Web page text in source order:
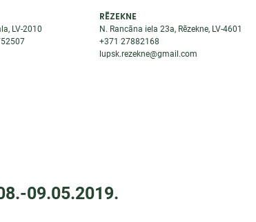
LV-2010
RĒZEKNE
N. Rancāna iela 23a, Rēzekne, LV-4601
+37127882168
lupsk.rezekne@gmail.com
09.05.2019.